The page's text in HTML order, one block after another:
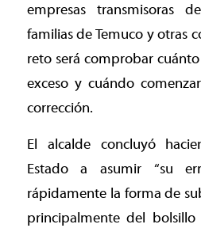
empresas transmisoras
familias de Temuco y otras
reto será comprobar
exceso y cuándo
corrección.
El alcalde concluyó
Estado a asumir “su
rápidamente la forma de
principalmente del bolsillo